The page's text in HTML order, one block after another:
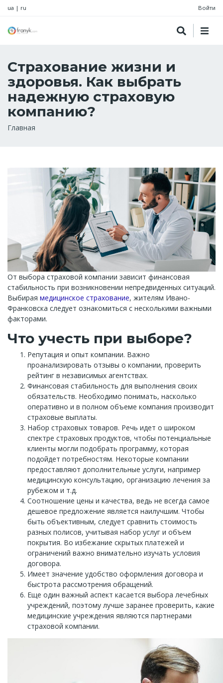
ua | ru Войти
Страхование жизни и
здоровья. Как выбрать
надежную страховую
компанию?
Строка
Главная
От выбора страховой компании зависит финансовая
стабильность при возникновении непредвиденных ситуаций.
Выбирая медицинское страхование, жителям Ивано-
Франковска следует ознакомиться с несколькими важными
факторами.
Что учесть при выборе?
Репутация и опыт компании. Важно
проанализировать отзывы о компании, проверить
рейтинг в независимых агентствах.
Финансовая стабильность для выполнения своих
обязательств. Необходимо понимать, насколько
оперативно и в полном объеме компания производит
страховые выплаты.
Набор страховых товаров. Речь идет о широком
спектре страховых продуктов, чтобы потенциальные
клиенты могли подобрать программу, которая
подойдет потребностям. Некоторые компании
предоставляют дополнительные услуги, например
медицинскую консультацию, организацию лечения за
рубежом и т.д.
Соотношение цены и качества, ведь не всегда самое
дешевое предложение является наилучшим. Чтобы
быть объективным, следует сравнить стоимость
разных полисов, учитывая набор услуг и объем
покрытия. Во избежание скрытых платежей и
ограничений важно внимательно изучать условия
договора.
Имеет значение удобство оформления договора и
быстрота рассмотрения обращений.
Еще один важный аспект касается выбора лечебных
учреждений, поэтому лучше заранее проверить, какие
медицинские учреждения являются партнерами
страховой компании.